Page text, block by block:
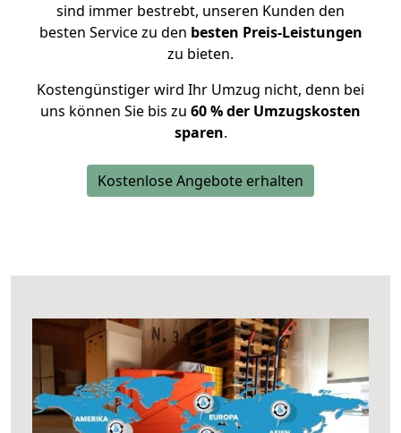
sind immer bestrebt, unseren Kunden den
besten Service zu den besten Preis-Leistungen
zu bieten.
Kostengünstiger wird Ihr Umzug nicht, denn bei
uns können Sie bis zu 60 % der Umzugskosten
sparen.
Kostenlose Angebote erhalten